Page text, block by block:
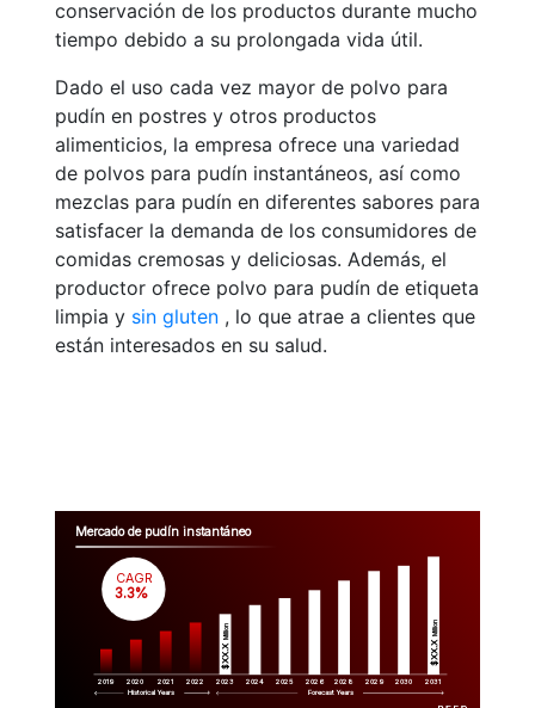
conservación de los productos durante mucho
tiempo debido a su prolongada vida útil.
Dado el uso cada vez mayor de polvo para
pudín en postres y otros productos
alimenticios, la empresa ofrece una variedad
de polvos para pudín instantáneos, así como
mezclas para pudín en diferentes sabores para
satisfacer la demanda de los consumidores de
comidas cremosas y deliciosas. Además, el
productor ofrece polvo para pudín de etiqueta
limpia y sin gluten , lo que atrae a clientes que
están interesados en su salud.
Mercado de pudín instantáneo
2019 2020 2021 2022 2023 2024 2025 2026 2028 2029 2030 2031
$XX.X
Million
$XX.X
Million
CAGR
3.3%
Historical Years Forecast Years